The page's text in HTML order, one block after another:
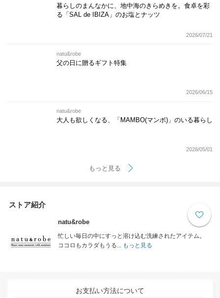
暮らしのまんなかに、地中海のきらめきを。食卓を彩
る「SAL de IBIZA」のお塩とナッツ
2026/07/21
natu&robe
父の日に贈るギフト特集
2026/06/15
natu&robe
大人も欲しくなる、「MAMBO(マンボ)」のいる暮らし
2026/05/01
もっと見る
ストア紹介
natu&robe
忙しい毎日の中にすっと溶け込む洗練されたアイテム。
ココロもカラダもうる...もっと見る
お支払い方法について